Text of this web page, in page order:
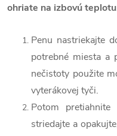
ohriate na izbovú teplotu
Penu nastriekajte
potrebné miesta
nečistoty použite
vyterákovej tyči.
Potom
striedajte a